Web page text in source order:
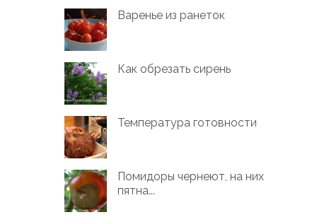
Варенье из ранеток
Как обрезать сирень
Температура готовности
Помидоры чернеют, на них
пятна...